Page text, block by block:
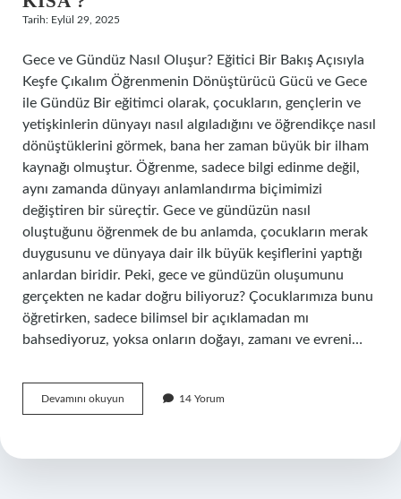
Tarih: Eylül 29, 2025
Gece ve Gündüz Nasıl Oluşur? Eğitici Bir Bakış Açısıyla
Keşfe Çıkalım Öğrenmenin Dönüştürücü Gücü ve Gece
ile Gündüz Bir eğitimci olarak, çocukların, gençlerin ve
yetişkinlerin dünyayı nasıl algıladığını ve öğrendikçe nasıl
dönüştüklerini görmek, bana her zaman büyük bir ilham
kaynağı olmuştur. Öğrenme, sadece bilgi edinme değil,
aynı zamanda dünyayı anlamlandırma biçimimizi
değiştiren bir süreçtir. Gece ve gündüzün nasıl
oluştuğunu öğrenmek de bu anlamda, çocukların merak
duygusunu ve dünyaya dair ilk büyük keşiflerini yaptığı
anlardan biridir. Peki, gece ve gündüzün oluşumunu
gerçekten ne kadar doğru biliyoruz? Çocuklarımıza bunu
öğretirken, sadece bilimsel bir açıklamadan mı
bahsediyoruz, yoksa onların doğayı, zamanı ve evreni…
Devamını okuyun
ve
oluşur
14 Yorum